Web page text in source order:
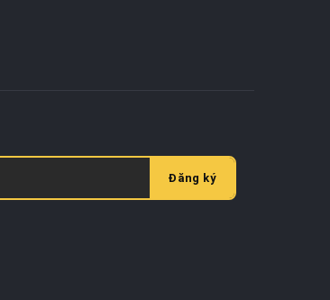
Đăng ký